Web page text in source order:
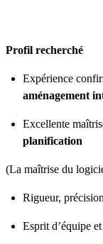
Profil recherché
Expérience
aménagement
Excellente
planification
(La maîtrise du
Rigueur,
Esprit d’équipe